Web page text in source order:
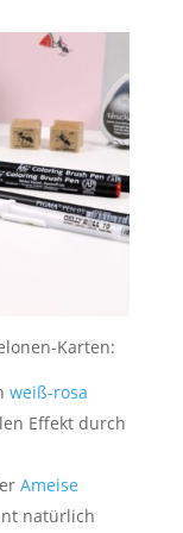
Karten:
weiß-rosa
Effekt durch
Ameise
natürlich